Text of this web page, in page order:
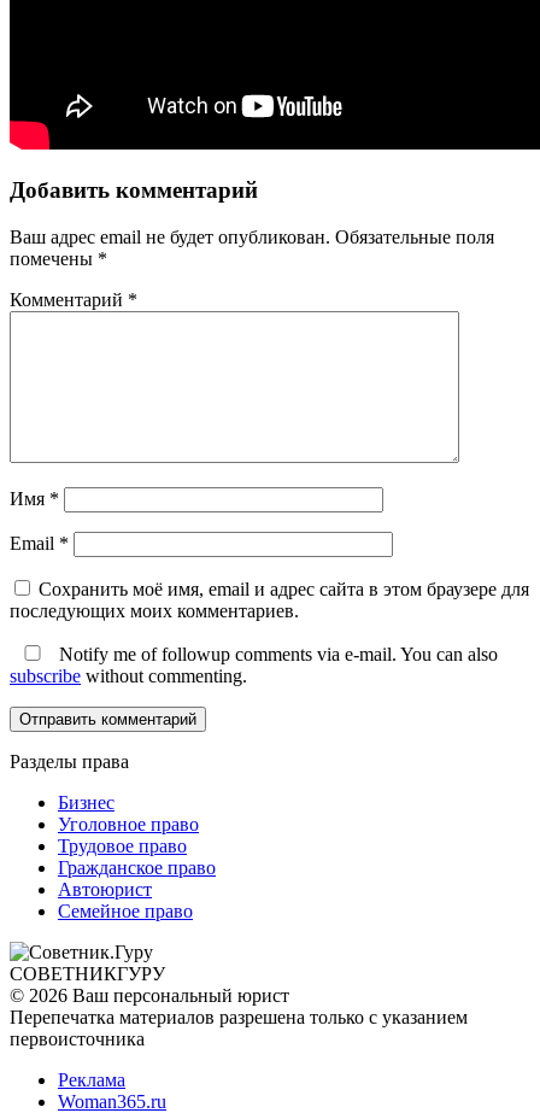
Добавить комментарий
Ваш адрес email не будет опубликован. Обязательные поля
помечены *
Комментарий *
Имя *
Email *
Сохранить моё имя, email и адрес сайта в этом браузере для
последующих моих комментариев.
Notify me of followup comments via e-mail. You can also
subscribe without commenting.
Разделы права
Бизнес
Уголовное право
Трудовое право
Гражданское право
Автоюрист
Семейное право
СОВЕТНИКГУРУ
© 2026 Ваш персональный юрист
Перепечатка материалов разрешена только с указанием
первоисточника
Реклама
Woman365.ru